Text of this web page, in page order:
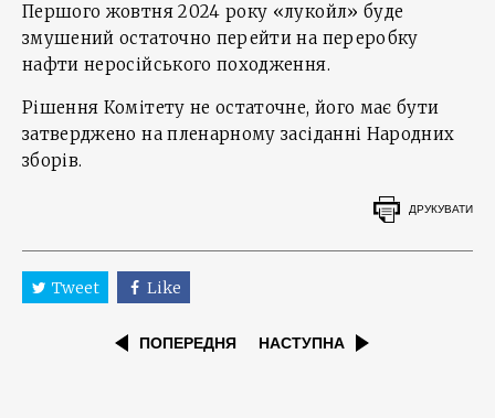
Першого жовтня 2024 року «лукойл» буде
змушений остаточно перейти на переробку
нафти неросійського походження.
Рішення Комітету не остаточне, його має бути
затверджено на пленарному засіданні Народних
зборів.
ДРУКУВАТИ
Tweet Like
ПОПЕРЕДНЯ НАСТУПНА